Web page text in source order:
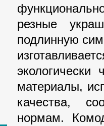
резные
подлинную
материалы,
качества,
нормам.